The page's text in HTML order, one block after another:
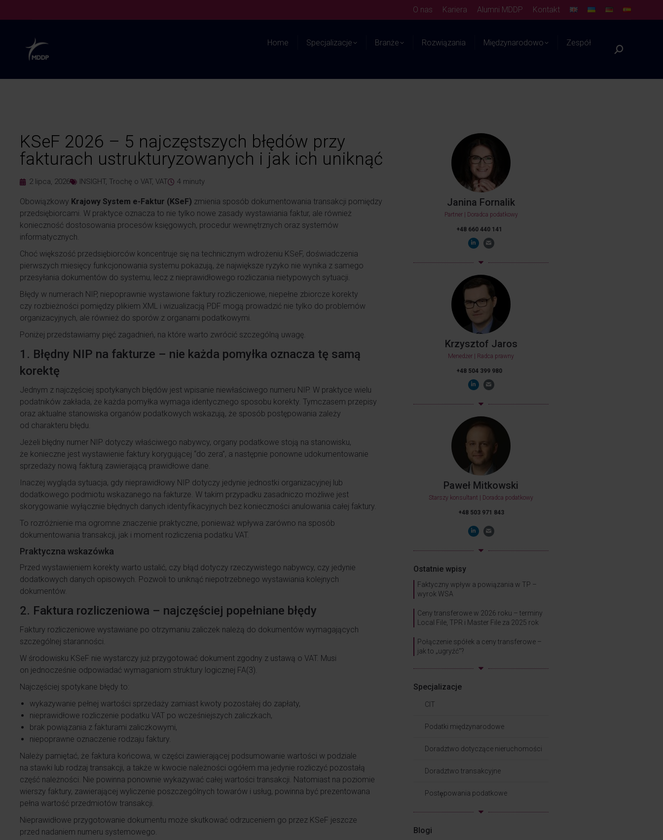
O nas Kariera Alumni MDDP Kontakt
Home Specjalizacje Branże Rozwiązania Międzynarodowo Zespół
KSeF 2026 – 5 najczęstszych błędów przy
fakturach ustrukturyzowanych i jak ich uniknąć
2 lipca, 2026 INSIGHT, Trochę o VAT, VAT 4 minuty
Obowiązkowy Krajowy System e-Faktur (KSeF) zmienia sposób dokumentowania transakcji pomiędzy
przedsiębiorcami. W praktyce oznacza to nie tylko nowe zasady wystawiania faktur, ale również
konieczność dostosowania procesów księgowych, procedur wewnętrznych oraz systemów
informatycznych.
Choć większość przedsiębiorców koncentruje się na technicznym wdrożeniu KSeF, doświadczenia
pierwszych miesięcy funkcjonowania systemu pokazują, że największe ryzyko nie wynika z samego
przesyłania dokumentów do systemu, lecz z nieprawidłowego rozliczania nietypowych sytuacji.
Błędy w numerach NIP, niepoprawnie wystawione faktury rozliczeniowe, niepełne zbiorcze korekty
czy rozbieżności pomiędzy plikiem XML i wizualizacją PDF mogą prowadzić nie tylko do problemów
organizacyjnych, ale również do sporów z organami podatkowymi.
Poniżej przedstawiamy pięć zagadnień, na które warto zwrócić szczególną uwagę.
1. Błędny NIP na fakturze – nie każda pomyłka oznacza tę samą
korektę
Jednym z najczęściej spotykanych błędów jest wpisanie niewłaściwego numeru NIP. W praktyce wielu
podatników zakłada, że każda pomyłka wymaga identycznego sposobu korekty. Tymczasem przepisy
oraz aktualne stanowiska organów podatkowych wskazują, że sposób postępowania zależy
od charakteru błędu.
Jeżeli błędny numer NIP dotyczy właściwego nabywcy, organy podatkowe stoją na stanowisku,
że konieczne jest wystawienie faktury korygującej “do zera”, a następnie ponowne udokumentowanie
sprzedaży nową fakturą zawierającą prawidłowe dane.
Inaczej wygląda sytuacja, gdy nieprawidłowy NIP dotyczy jedynie jednostki organizacyjnej lub
dodatkowego podmiotu wskazanego na fakturze. W takim przypadku zasadniczo możliwe jest
skorygowanie wyłącznie błędnych danych identyfikacyjnych bez konieczności anulowania całej faktury.
To rozróżnienie ma ogromne znaczenie praktyczne, ponieważ wpływa zarówno na sposób
dokumentowania transakcji, jak i moment rozliczenia podatku VAT.
Praktyczna wskazówka
Przed wystawieniem korekty warto ustalić, czy błąd dotyczy rzeczywistego nabywcy, czy jedynie
dodatkowych danych opisowych. Pozwoli to uniknąć niepotrzebnego wystawiania kolejnych
dokumentów.
2. Faktura rozliczeniowa – najczęściej popełniane błędy
Faktury rozliczeniowe wystawiane po otrzymaniu zaliczek należą do dokumentów wymagających
szczególnej staranności.
W środowisku KSeF nie wystarczy już przygotować dokument zgodny z ustawą o VAT. Musi
on jednocześnie odpowiadać wymaganiom struktury logicznej FA(3).
Najczęściej spotykane błędy to:
wykazywanie pełnej wartości sprzedaży zamiast kwoty pozostałej do zapłaty,
nieprawidłowe rozliczenie podatku VAT po wcześniejszych zaliczkach,
brak powiązania z fakturami zaliczkowymi,
niepoprawne oznaczenie rodzaju faktury.
Należy pamiętać, że faktura końcowa, w części zawierającej podsumowanie wartości w podziale
na stawki lub rodzaj transakcji, a także w kwocie należności ogółem ma jedynie rozliczyć pozostałą
część należności. Nie powinna ponownie wykazywać całej wartości transakcji. Natomiast na poziomie
wierszy faktury, zawierającej wyliczenie poszczególnych towarów i usług, powinna być prezentowana
pełna wartość przedmiotów transakcji.
Nieprawidłowe przygotowanie dokumentu może skutkować odrzuceniem go przez KSeF jeszcze
przed nadaniem numeru systemowego.
Janina Fornalik
Partner | Doradca podatkowy
+48 660 440 141
Krzysztof Jaros
Menedżer | Radca prawny
+48 504 399 980
Paweł Mitkowski
Starszy konsultant | Doradca podatkowy
+48 503 971 843
Ostatnie wpisy
Faktyczny wpływ a powiązania w TP –
wyrok WSA
Ceny transferowe w 2026 roku – terminy
Local File, TPR i Master File za 2025 rok
Połączenie spółek a ceny transferowe –
jak to „ugryźć”?
Specjalizacje
CIT
Podatki międzynarodowe
Doradztwo dotyczące nieruchomości
Doradztwo transakcyjne
Postępowania podatkowe
Blogi